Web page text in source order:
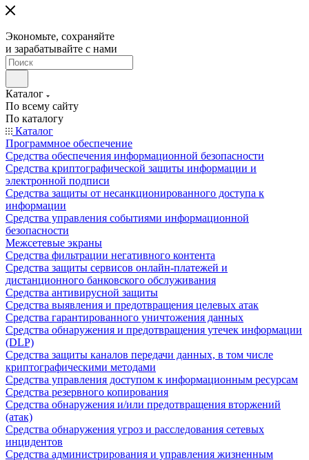
Экономьте, сохраняйте
и зарабатывайте с нами
Каталог
По всему сайту
По каталогу
Каталог
Программное обеспечение
Средства обеспечения информационной безопасности
Средства криптографической защиты информации и
электронной подписи
Средства защиты от несанкционированного доступа к
информации
Средства управления событиями информационной
безопасности
Межсетевые экраны
Средства фильтрации негативного контента
Средства защиты сервисов онлайн-платежей и
дистанционного банковского обслуживания
Средства антивирусной защиты
Средства выявления и предотвращения целевых атак
Средства гарантированного уничтожения данных
Средства обнаружения и предотвращения утечек информации
(DLP)
Средства защиты каналов передачи данных, в том числе
криптографическими методами
Средства управления доступом к информационным ресурсам
Средства резервного копирования
Средства обнаружения и/или предотвращения вторжений
(атак)
Средства обнаружения угроз и расследования сетевых
инцидентов
Средства администрирования и управления жизненным